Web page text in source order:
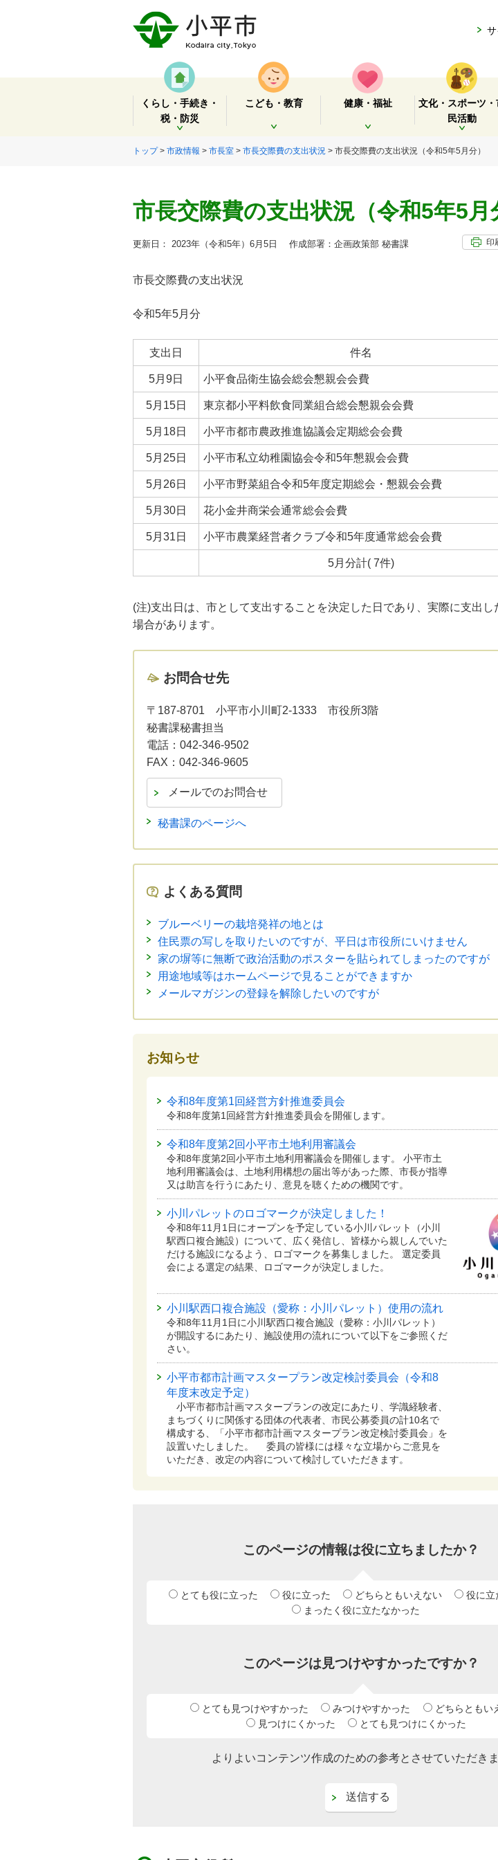
くらし・手続き・
税・防災
開く
こども・教育
開く
健康・福祉
開く
文化・スポーツ・
民活動
開く
トップ> 市政情報 > 市長室 > 市長交際費の支出状況 > 市長交際費の支出状況（令和5年5月分）
市長交際費の支出状況（令和5年5月
更新日： 2023年（令和5年）6月5日 作成部署：企画政策部 秘書課 印
市長交際費の支出状況
令和5年5月分
支出日 件名
5月9日 小平食品衛生協会総会懇親会会費
5月15日 東京都小平料飲食同業組合総会懇親会会費
5月18日 小平市都市農政推進協議会定期総会会費
5月25日 小平市私立幼稚園協会令和5年懇親会会費
5月26日 小平市野菜組合令和5年度定期総会・懇親会会費
5月30日 花小金井商栄会通常総会会費
5月31日 小平市農業経営者クラブ令和5年度通常総会会費
5月分計( 7件)
(注)支出日は、市として支出することを決定した日であり、実際に支出し
場合があります。
お問合せ先
〒187-8701 小平市小川町2-1333 市役所3階
秘書課秘書担当
電話： 042-346-9502
FAX： 042-346-9605
秘書課のページへ
よくある質問
ブルーベリーの栽培発祥の地とは
住民票の写しを取りたいのですが、平日は市役所にいけません
家の塀等に無断で政治活動のポスターを貼られてしまったのですが
用途地域等はホームページで見ることができますか
メールマガジンの登録を解除したいのですが
お知らせ
令和8年度第1回経営方針推進委員会
令和8年度第1回経営方針推進委員会を開催します。
令和8年度第2回小平市土地利用審議会
令和8年度第2回小平市土地利用審議会を開催します。 小平市土
地利用審議会は、土地利用構想の届出等があった際、市長が指導
又は助言を行うにあたり、意見を聴くための機関です。
小川パレットのロゴマークが決定しました！
令和8年11月1日にオープンを予定している⼩川パレット（小川
駅西口複合施設）について、広く発信し、皆様から親しんでいた
だける施設になるよう、ロゴマークを募集しました。 選定委員
会による選定の結果、ロゴマークが決定しました。
小川駅西口複合施設（愛称：小川パレット）使用の流れ
令和8年11月1日に小川駅西口複合施設（愛称：小川パレット）
が開設するにあたり、施設使用の流れについて以下をご参照くだ
さい。
小平市都市計画マスタープラン改定検討委員会（令和8
年度末改定予定）
小平市都市計画マスタープランの改定にあたり、学識経験者、
まちづくりに関係する団体の代表者、市民公募委員の計10名で
構成する、「小平市都市計画マスタープラン改定検討委員会」を
設置いたしました。 委員の皆様には様々な立場からご意見を
いただき、改定の内容について検討していただきます。
このページの情報は役に立ちましたか？
とても役に立った 役に立った どちらともいえない
役に立
まったく役に立たなかった
このページは見つけやすかったですか？
とても見つけやすかった みつけやすかった
どちらともい
見つけにくかった
とても見つけにくかった
よりよいコンテンツ作成のための参考とさせていただき